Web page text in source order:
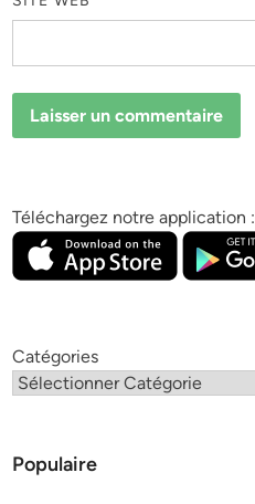
Téléchargez notre application :
Catégories
Populaire